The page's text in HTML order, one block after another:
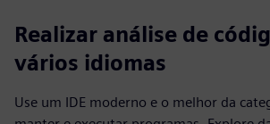
Realizar análise de
vários idiomas
Use um IDE moderno e o melhor da